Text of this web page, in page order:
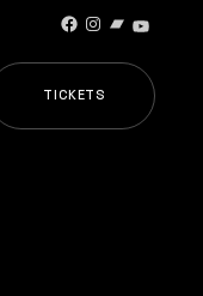
Facebook
Instagram
Bandcamp
TICKETS